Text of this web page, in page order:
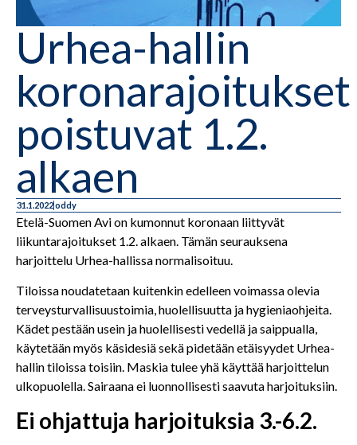
Urhea-hallin
koronarajoitukset
poistuvat 1.2.
alkaen
31.1.2022oddy
Etelä-Suomen Avi on kumonnut koronaan liittyvät
liikuntarajoitukset 1.2. alkaen. Tämän seurauksena
harjoittelu Urhea-hallissa normalisoituu.
Tiloissa noudatetaan kuitenkin edelleen voimassa olevia
terveysturvallisuustoimia, huolellisuutta ja hygieniaohjeita.
Kädet pestään usein ja huolellisesti vedellä ja saippualla,
käytetään myös käsidesiä sekä pidetään etäisyydet Urhea-
hallin tiloissa toisiin. Maskia tulee yhä käyttää harjoittelun
ulkopuolella. Sairaana ei luonnollisesti saavuta harjoituksiin.
Ei ohjattuja harjoituksia 3.-6.2.